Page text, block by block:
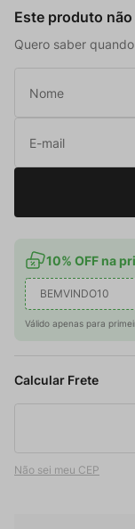
Este produto
Quero saber
10% OFF na
BEMVINDO10
Válido apenas para
Não sei meu CEP